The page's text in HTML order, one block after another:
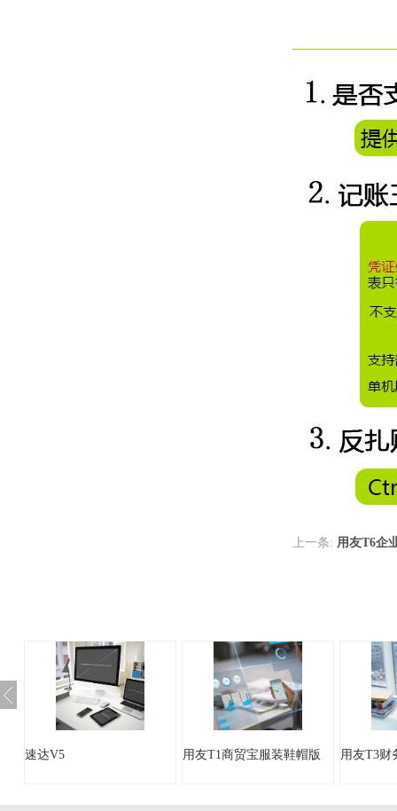
上一条: 用友T6企
速达V5 用友T1商贸宝服装鞋帽版 用友T3财